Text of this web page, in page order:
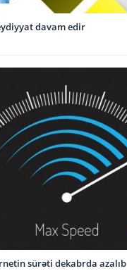
davam edir
sürəti dekabrda azalıb